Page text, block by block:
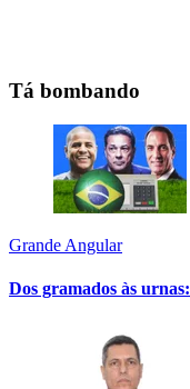
Tá bombando
Grande Angular
Dos gramados às